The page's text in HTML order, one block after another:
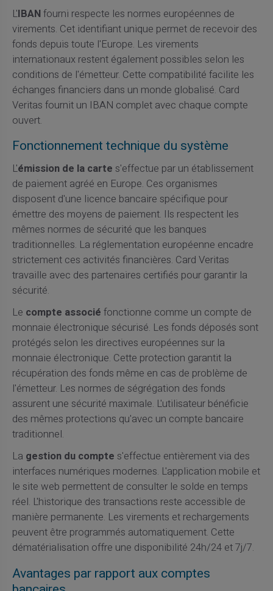
L'IBANfourni respecte les normes européennes de
virements. Cet identifiant unique permet de recevoir des
fonds depuis toute l'Europe. Les virements
internationaux restent également possibles selon les
conditions de l'émetteur. Cette compatibilité facilite les
échanges financiers dans un monde globalisé. Card
Veritas fournit un IBAN complet avec chaque compte
ouvert.
Fonctionnement technique du système
L'émission de la carte s'effectue par un établissement
de paiement agréé en Europe. Ces organismes
disposent d'une licence bancaire spécifique pour
émettre des moyens de paiement. Ils respectent les
mêmes normes de sécurité que les banques
traditionnelles. La réglementation européenne encadre
strictement ces activités financières. Card Veritas
travaille avec des partenaires certifiés pour garantir la
sécurité.
Le compte associé fonctionne comme un compte de
monnaie électronique sécurisé. Les fonds déposés sont
protégés selon les directives européennes sur la
monnaie électronique. Cette protection garantit la
récupération des fonds même en cas de problème de
l'émetteur. Les normes de ségrégation des fonds
assurent une sécurité maximale. L'utilisateur bénéficie
des mêmes protections qu'avec un compte bancaire
traditionnel.
La gestion du compte s'effectue entièrement via des
interfaces numériques modernes. L'application mobile et
le site web permettent de consulter le solde en temps
réel. L'historique des transactions reste accessible de
manière permanente. Les virements et rechargements
peuvent être programmés automatiquement. Cette
dématérialisation offre une disponibilité 24h/24 et 7j/7.
Avantages par rapport aux comptes